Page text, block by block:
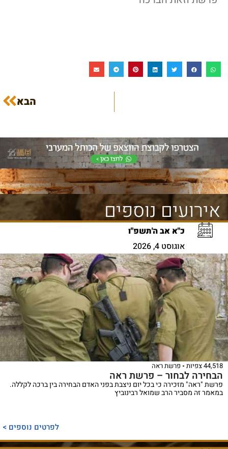
הבא
אירועים נוספים
כ"א אב ה'תשפ"ו
אוגוסט 4, 2026
44,518 צפיות פרשת ראה
הבחירה לבחור – פרשת ראה
פרשת "ראה" מזכירה כי בכל יום ניצבת בפני האדם הבחירה בין ברכה לקללה.
במאמר זה מסביר הרב שמואל רבינוביץ
לפרטים נוספים >